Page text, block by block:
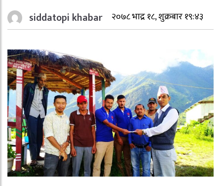
siddatopi khabar २०७८ भाद्र १८, शुक्रबार १९:४३